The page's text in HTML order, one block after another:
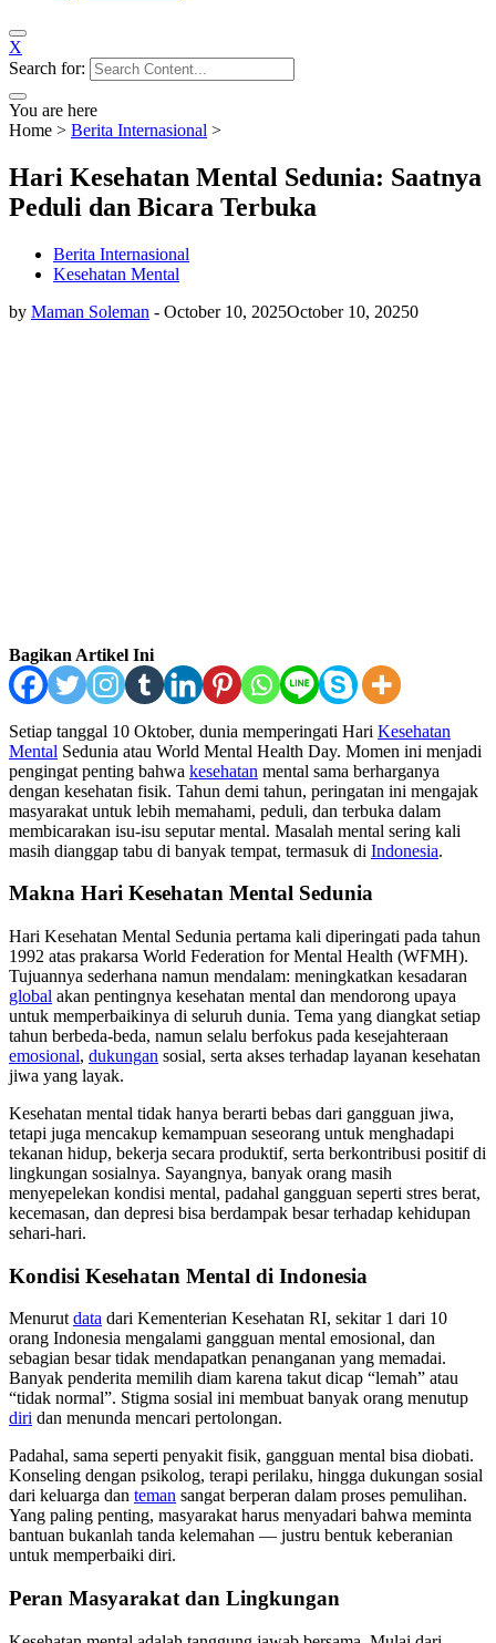
X
Search for:
You are here
Home > Berita Internasional >
Hari Kesehatan Mental Sedunia: Saatnya
Peduli dan Bicara Terbuka
Berita Internasional
Kesehatan Mental
by Maman Soleman - October 10, 2025October 10, 20250
Bagikan Artikel Ini
Setiap tanggal 10 Oktober, dunia memperingati Hari Kesehatan
Mental Sedunia atau World Mental Health Day. Momen ini menjadi
pengingat penting bahwa kesehatan mental sama berharganya
dengan kesehatan fisik. Tahun demi tahun, peringatan ini mengajak
masyarakat untuk lebih memahami, peduli, dan terbuka dalam
membicarakan isu-isu seputar mental. Masalah mental sering kali
masih dianggap tabu di banyak tempat, termasuk di Indonesia.
Makna Hari Kesehatan Mental Sedunia
Hari Kesehatan Mental Sedunia pertama kali diperingati pada tahun
1992 atas prakarsa World Federation for Mental Health (WFMH).
Tujuannya sederhana namun mendalam: meningkatkan kesadaran
global akan pentingnya kesehatan mental dan mendorong upaya
untuk memperbaikinya di seluruh dunia. Tema yang diangkat setiap
tahun berbeda-beda, namun selalu berfokus pada kesejahteraan
emosional, dukungan sosial, serta akses terhadap layanan kesehatan
jiwa yang layak.
Kesehatan mental tidak hanya berarti bebas dari gangguan jiwa,
tetapi juga mencakup kemampuan seseorang untuk menghadapi
tekanan hidup, bekerja secara produktif, serta berkontribusi positif di
lingkungan sosialnya. Sayangnya, banyak orang masih
menyepelekan kondisi mental, padahal gangguan seperti stres berat,
kecemasan, dan depresi bisa berdampak besar terhadap kehidupan
sehari-hari.
Kondisi Kesehatan Mental di Indonesia
Menurutdata dari Kementerian Kesehatan RI, sekitar 1 dari 10
orang Indonesia mengalami gangguan mental emosional, dan
sebagian besar tidak mendapatkan penanganan yang memadai.
Banyak penderita memilih diam karena takut dicap “lemah” atau
“tidak normal”. Stigma sosial ini membuat banyak orang menutup
diri dan menunda mencari pertolongan.
Padahal, sama seperti penyakit fisik, gangguan mental bisa diobati.
Konseling dengan psikolog, terapi perilaku, hingga dukungan sosial
dari keluarga dan teman sangat berperan dalam proses pemulihan.
Yang paling penting, masyarakat harus menyadari bahwa meminta
bantuan bukanlah tanda kelemahan — justru bentuk keberanian
untuk memperbaiki diri.
Peran Masyarakat dan Lingkungan